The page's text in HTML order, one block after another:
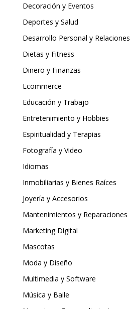
Decoración y Eventos
Deportes y Salud
Desarrollo Personal y Relaciones
Dietas y Fitness
Dinero y Finanzas
Ecommerce
Educación y Trabajo
Entretenimiento y Hobbies
Espiritualidad y Terapias
Fotografía y Video
Idiomas
Inmobiliarias y Bienes Raíces
Joyería y Accesorios
Mantenimientos y Reparaciones
Marketing Digital
Mascotas
Moda y Diseño
Multimedia y Software
Música y Baile